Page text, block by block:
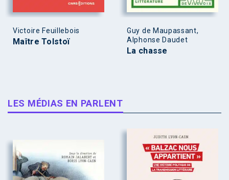
Victoire Feuillebois
Maître Tolstoï
Guy de Maupassant,
Alphonse Daudet
La chasse
LES MÉDIAS EN PARLENT